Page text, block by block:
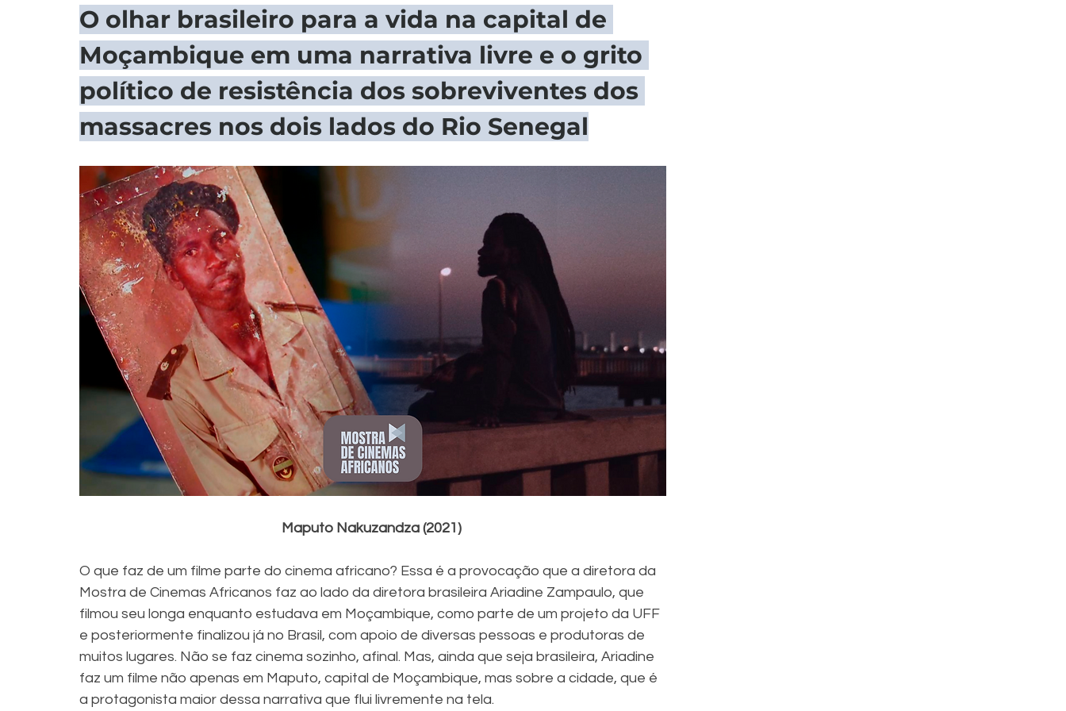
O olhar brasileiro para a vida na capital de
Moçambique em uma narrativa livre e o grito
político de resistência dos sobreviventes dos
massacres nos dois lados do Rio Senegal
Maputo Nakuzandza (2021)
O que faz de um filme parte do cinema africano? Essa é a provocação que a diretora da
Mostra de Cinemas Africanos faz ao lado da diretora brasileira Ariadine Zampaulo, que
filmou seu longa enquanto estudava em Moçambique, como parte de um projeto da UFF
e posteriormente finalizou já no Brasil, com apoio de diversas pessoas e produtoras de
muitos lugares. Não se faz cinema sozinho, afinal. Mas, ainda que seja brasileira, Ariadine
faz um filme não apenas em Maputo, capital de Moçambique, mas sobre a cidade, que é
a protagonista maior dessa narrativa que flui livremente na tela.